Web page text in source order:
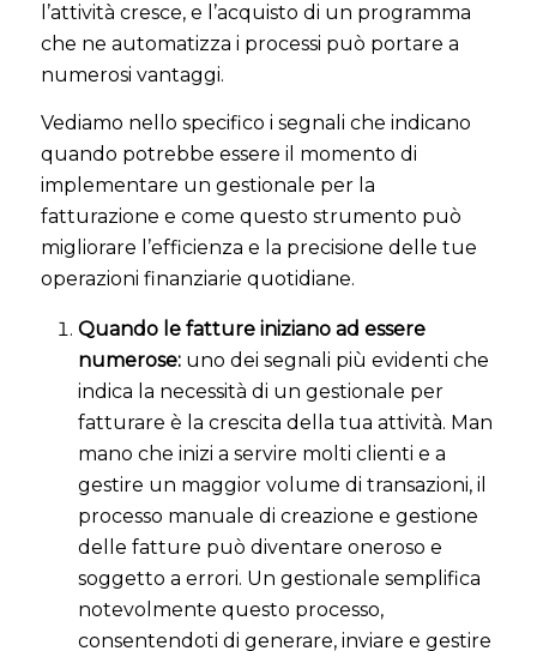
l’attività cresce, e l’acquisto di un programma
che ne automatizza i processi può portare a
numerosi vantaggi.
Vediamo nello specifico i segnali che indicano
quando potrebbe essere il momento di
implementare un gestionale per la
fatturazione e come questo strumento può
migliorare l’efficienza e la precisione delle tue
operazioni finanziarie quotidiane.
Quando le fatture iniziano ad essere
numerose: uno dei segnali più evidenti che
indica la necessità di un gestionale per
fatturare è la crescita della tua attività. Man
mano che inizi a servire molti clienti e a
gestire un maggior volume di transazioni, il
processo manuale di creazione e gestione
delle fatture può diventare oneroso e
soggetto a errori. Un gestionale semplifica
notevolmente questo processo,
consentendoti di generare, inviare e gestire